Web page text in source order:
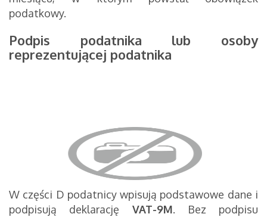
podatkowy.
Podpis podatnika lub osoby
reprezentującej podatnika
W części D podatnicy wpisują podstawowe dane i
podpisują deklarację VAT-9M. Bez podpisu